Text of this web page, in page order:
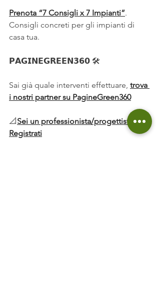
Prenota “7 Consigli x 7 Impianti”.
Consigli concreti per gli impianti di
casa tua.
𝗣𝗔𝗚𝗜𝗡𝗘𝗚𝗥𝗘𝗘𝗡𝟯𝟲𝟬 🛠️
Sai già quale interventi effettuare, trova
i nostri partner su PagineGreen360
📐 Sei un professionista/progettista?
Registrati